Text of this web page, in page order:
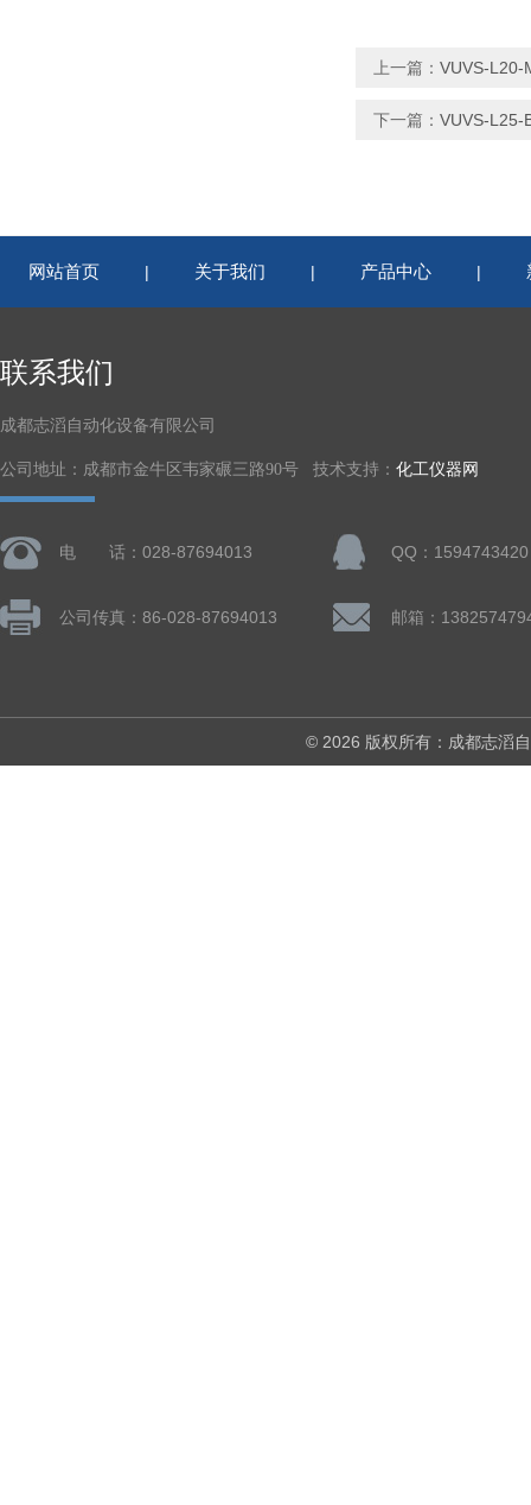
上一篇： VUVS-L20-
下一篇： VUVS-L25-
网站首页 | 关于我们 | 产品中心 |
联系我们
成都志滔自动化设备有限公司
公司地址：成都市金牛区韦家碾三路90号 技术支持： 化工仪器网
电 话：028-87694013 QQ：1594743420
公司传真：86-028-87694013
© 2026 版权所有：成都志滔